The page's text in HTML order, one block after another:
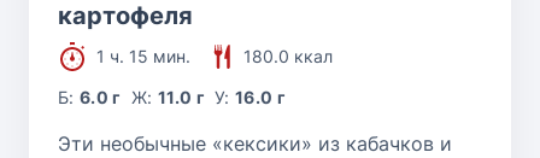
картофеля
1 ч. 15 мин.
180.0 ккал
Б:6.0 г Ж: 11.0 г У:16.0 г
Эти необычные «кексики» из кабачков и